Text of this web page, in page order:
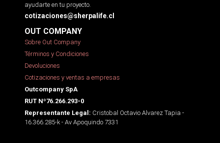
ayudarte en tu proyecto.
cotizaciones@sherpalife.cl
OUT COMPANY
Sobre Out Company
Términos y Condiciones
Devoluciones
Cotizaciones y ventas a empresas
Outcompany SpA
RUT Nº76.266.293-0
Representante Legal: Cristobal Octavio Alvarez Tapia -
16.366.285-k - Av Apoquindo 7331